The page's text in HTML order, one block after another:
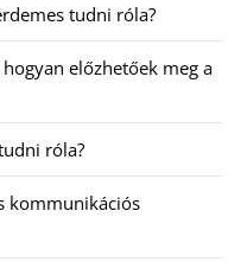
tudni róla?
előzhetőek meg a
róla?
kommunikációs